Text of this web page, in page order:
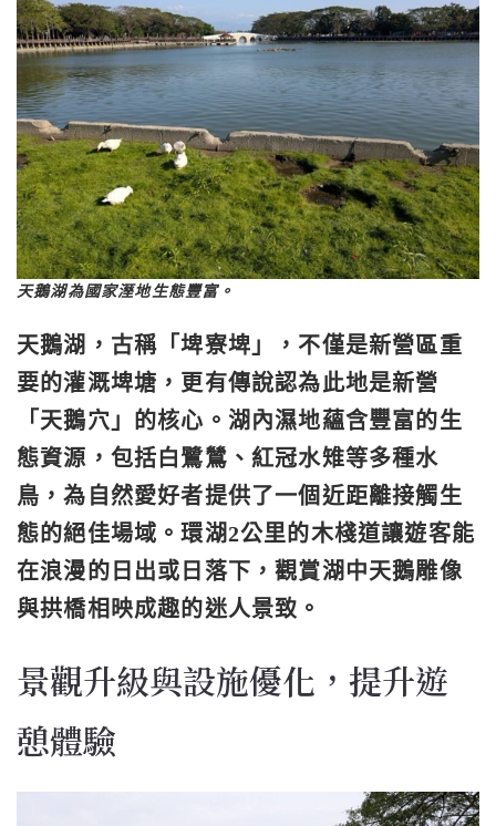
天鵝湖為國家溼地生態豐富。
天鵝湖，古稱「埤寮埤」，不僅是新營區重
要的灌溉埤塘，更有傳說認為此地是新營
「天鵝穴」的核心。湖內濕地蘊含豐富的生
態資源，包括白鷺鷥、紅冠水雉等多種水
鳥，為自然愛好者提供了一個近距離接觸生
態的絕佳場域。環湖2公里的木棧道讓遊客能
在浪漫的日出或日落下，觀賞湖中天鵝雕像
與拱橋相映成趣的迷人景致。
景觀升級與設施優化，提升遊
憩體驗